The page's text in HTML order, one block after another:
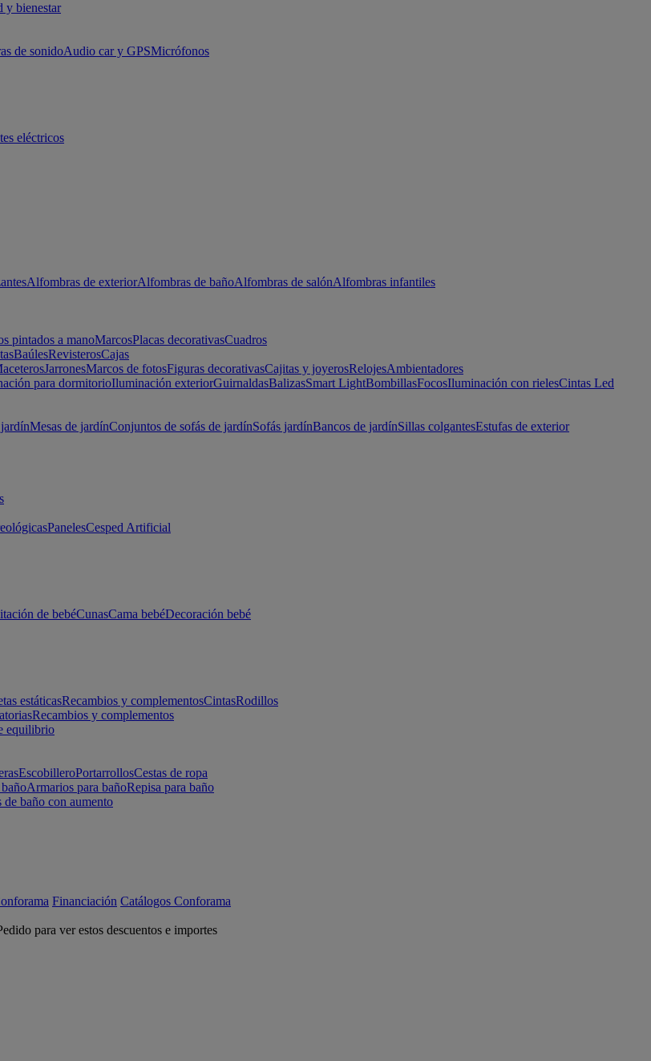
y bienestar
de sonidoAudio car y GPSMicrófonos
eléctricos
Alfombras de exteriorAlfombras de bañoAlfombras de salónAlfombras infantiles
pintados a manoMarcosPlacas decorativasCuadros
BaúlesRevisterosCajas
JarronesMarcos de fotosFiguras decorativasCajitas y joyerosRelojesAmbientadores
para dormitorioIluminación exteriorGuirnaldasBalizasSmart LightBombillasFocosIluminación con rielesCintas Led
Mesas de jardínConjuntos de sofás de jardínSofás jardínBancos de jardínSillas colgantesEstufas de exterior
PanelesCesped Artificial
de bebéCunasCama bebéDecoración bebé
estáticasRecambios y complementosCintasRodillos
Recambios y complementos
equilibrio
EscobilleroPortarrollosCestas de ropa
Armarios para bañoRepisa para baño
de baño con aumento
Financiación Catálogos Conforama
para ver estos descuentos e importes